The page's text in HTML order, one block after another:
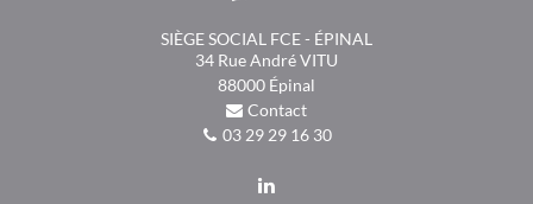
SIÈGE SOCIAL FCE - ÉPINAL
34 Rue André VITU
88000 Épinal
Contact
03 29 29 16 30